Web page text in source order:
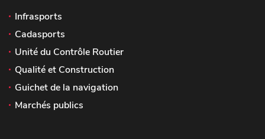
Infrasports
Cadasports
Unité du Contrôle Routier
Qualité et Construction
Guichet de la navigation
Marchés publics